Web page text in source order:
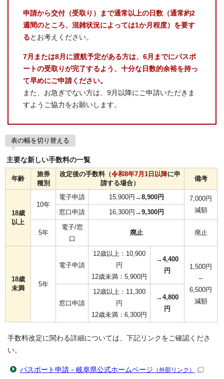
申請から交付（受取り）まで通常以上の日数（通常約2
週間のところ、混雑状況によっては1か月程度）を要す
る とお考えください。
7月または8月に渡航予定がある方は、6月までにパスポ
ートの受取りが完了するよう、十分な日数的余裕を持っ
て早めにご申請ください。
また、お急ぎでない方は、9月以降にご申請いただきま
すようご協力をお願いします。
表の幅を切り替える
主要な新しい手数料の一覧
年齢
旅券
種別
改定後の手数料（令和8年7月1日以降に申
請する場合）
備考
18歳
以上
10年
電子申請 15,900円→8,900円
7,000円
減額
窓口申請 16,300円→9,300円
5年
電子/窓
口
廃止 廃止
18歳
未満
5年
電子申請
12歳以上：10,900
円
12歳未満：5,900円
→4,400
円
1,500円
～
6,500円
減額
窓口申請
12歳以上：11,300
円
12歳未満：6,300円
→4,800
円
手数料改定に関わる詳細については、下記リンクをご確認くださ
い。
パスポート申請－岐阜県公式ホームページ （外部リンク）